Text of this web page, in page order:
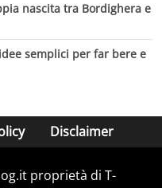
nascita tra Bordighera e
semplici per far bere e
Disclaimer
proprietà di T-